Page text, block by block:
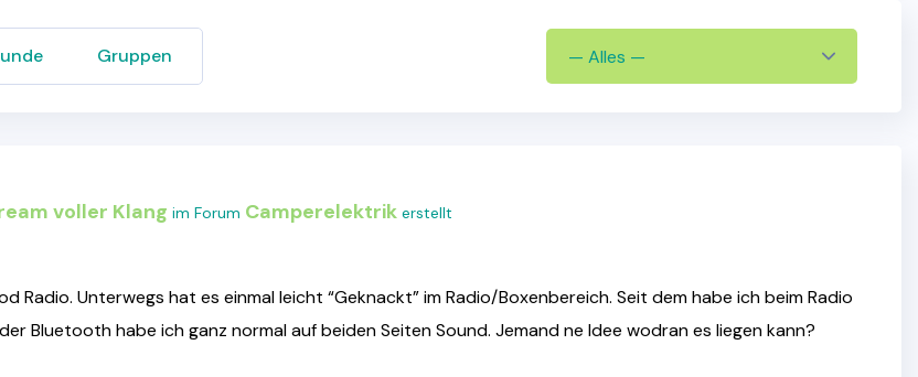
Gruppen
voller Klang im Forum Camperelektrik erstellt
Radio. Unterwegs hat es einmal leicht “Geknackt” im Radio/Boxenbereich. Seit dem habe ich beim Radio
Bluetooth habe ich ganz normal auf beiden Seiten Sound. Jemand ne Idee wodran es liegen kann?